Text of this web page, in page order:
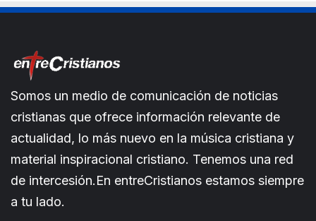
Somos un medio de comunicación de noticias
cristianas que ofrece información relevante de
actualidad, lo más nuevo en la música cristiana y
material inspiracional cristiano. Tenemos una red
de intercesión.En entreCristianos estamos siempre
a tu lado.